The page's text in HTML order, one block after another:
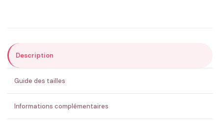
ENVOYER MA DEMANDE ✨
💚 Retour sous 24-48h🇫🇷 Flocage en France✅ Validation avant fabrication
Description
Guide des tailles
Informations complémentaires